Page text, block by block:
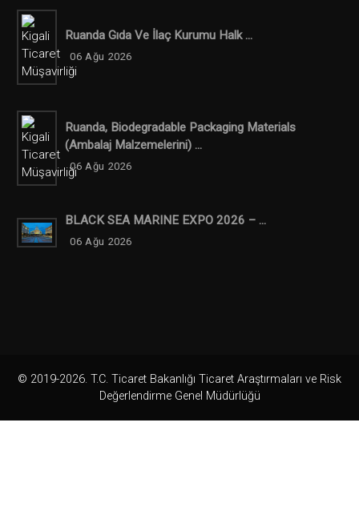
Ruanda Gıda Ve İlaç Kurumu Halk ...
06 Ağu 2026
Ruanda, Biodegradable Packaging Materials
(ambalaj Malzemelerini) ...
06 Ağu 2026
BLACK SEA MARINE EXPO 2026 – ...
06 Ağu 2026
© 2019-2026. T.C. Ticaret Bakanlığı Ticaret Araştırmaları ve Risk
Değerlendirme Genel Müdürlüğü